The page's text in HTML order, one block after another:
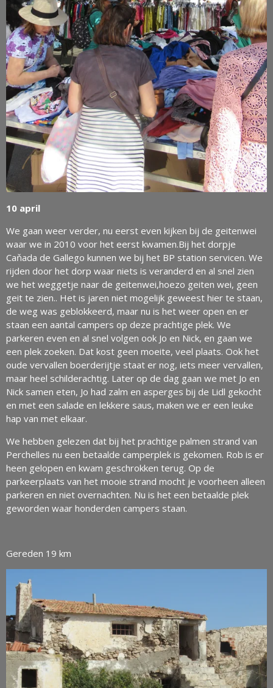
10 april
We gaan weer verder, nu eerst even kijken bij de geitenwei
waar we in 2010 voor het eerst kwamen.Bij het dorpje
Caňada de Gallego kunnen we bij het BP station servicen. We
rijden door het dorp waar niets is veranderd en al snel zien
we het weggetje naar de geitenwei,hoezo geiten wei, geen
geit te zien.. Het is jaren niet mogelijk geweest hier te staan,
de weg was geblokkeerd, maar nu is het weer open en er
staan een aantal campers op deze prachtige plek. We
parkeren even en al snel volgen ook Jo en Nick, en gaan we
een plek zoeken. Dat kost geen moeite, veel plaats. Ook het
oude vervallen boerderijtje staat er nog, iets meer vervallen,
maar heel schilderachtig. Later op de dag gaan we met Jo en
Nick samen eten, Jo had zalm en asperges bij de Lidl gekocht
en met een salade en lekkere saus, maken we er een leuke
hap van met elkaar.
We hebben gelezen dat bij het prachtige palmen strand van
Perchelles nu een betaalde camperplek is gekomen. Rob is er
heen gelopen en kwam geschrokken terug. Op de
parkeerplaats van het mooie strand mocht je voorheen alleen
parkeren en niet overnachten. Nu is het een betaalde plek
geworden waar honderden campers staan.
Gereden 19 km